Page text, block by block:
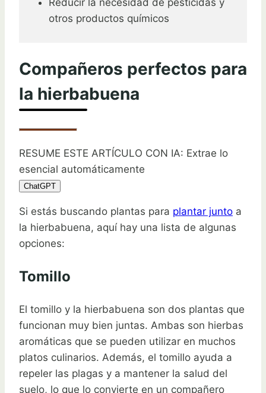
otros productos químicos
Compañeros perfectos para
la hierbabuena
RESUME ESTE ARTÍCULO CON IA: Extrae lo
esencial automáticamente
ChatGPT
Si estás buscando plantas para plantar junto a
la hierbabuena, aquí hay una lista de algunas
opciones:
Tomillo
El tomillo y la hierbabuena son dos plantas que
funcionan muy bien juntas. Ambas son hierbas
aromáticas que se pueden utilizar en muchos
platos culinarios. Además, el tomillo ayuda a
repeler las plagas y a mantener la salud del
suelo, lo que lo convierte en un compañero